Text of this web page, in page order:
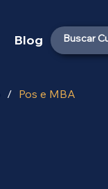
Blog
/ Pos e MBA